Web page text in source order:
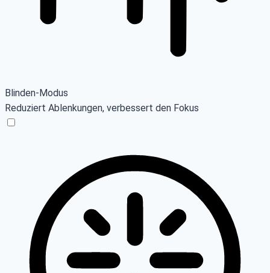
Blinden-Modus
Reduziert Ablenkungen, verbessert den Fokus